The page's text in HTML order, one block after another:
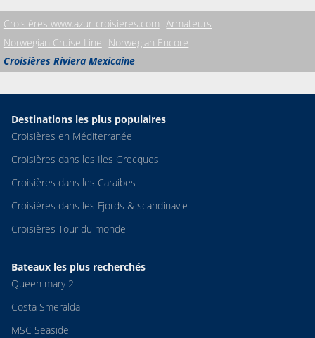
Croisières www.azur-croisieres.com Armateurs
Norwegian Cruise Line Norwegian Encore
Croisières Riviera Mexicaine
Destinations les plus populaires
Croisières en Méditerranée
Croisières dans les Iles Grecques
Croisières dans les Caraibes
Croisières dans les Fjords & scandinavie
Croisières Tour du monde
Bateaux les plus recherchés
Queen mary 2
Costa Smeralda
MSC Seaside